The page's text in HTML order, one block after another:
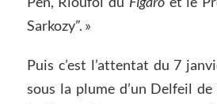
Sarkozy”. »
Puis c’est l’attentat du 7
sous la plume d’un Delfeil